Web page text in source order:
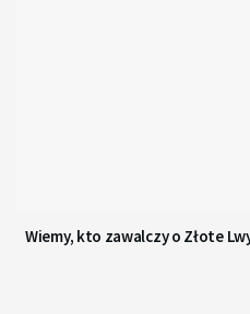
Wiemy, kto zawalczy o Złote